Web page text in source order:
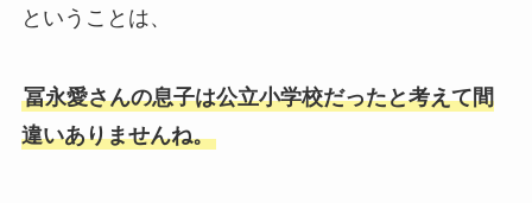
ということは、
冨永愛さんの息子は公立小学校だったと考えて間
違いありませんね。